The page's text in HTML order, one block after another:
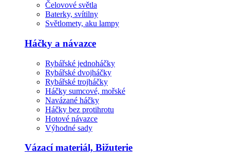
Čelovové světla
Baterky, svítilny
Světlomety, aku lampy
Háčky a návazce
Rybářské jednoháčky
Rybářské dvojháčky
Rybářské trojháčky
Háčky sumcové, mořské
Navázané háčky
Háčky bez protihrotu
Hotové návazce
Výhodné sady
Vázací materiál, Bižuterie